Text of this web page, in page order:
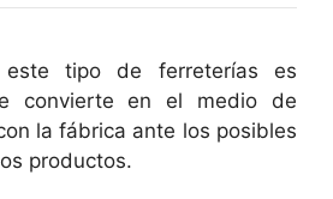
tipo de ferreterías es
convierte en el medio de
la fábrica ante los posibles
productos.